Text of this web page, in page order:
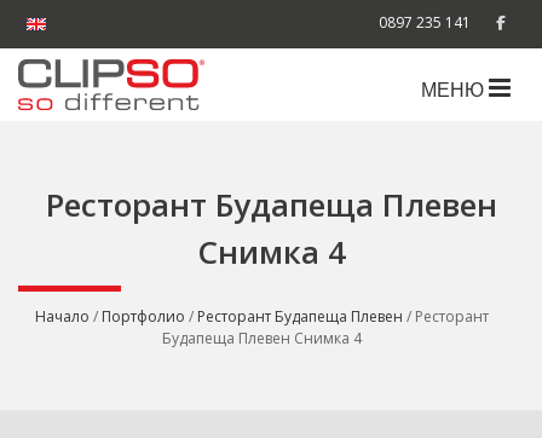
0897 235 141
МЕНЮ
Ресторант Будапеща Плевен
Снимка 4
Начало / Портфолио / Ресторант Будапеща Плевен / Ресторант
Будапеща Плевен Снимка 4